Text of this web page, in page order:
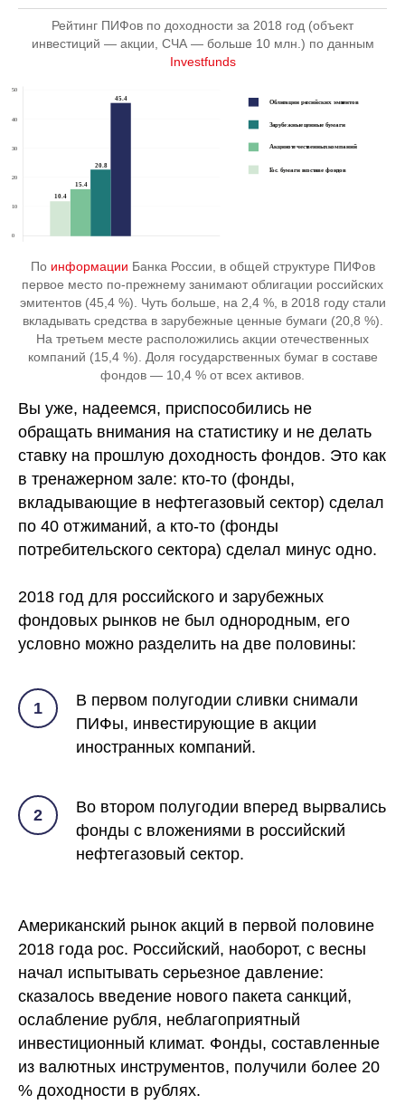
Рейтинг ПИФов по доходности за 2018 год (объект
инвестиций — акции, СЧА — больше 10 млн.) по данным
Investfunds
По информации Банка России, в общей структуре ПИФов
первое место по-прежнему занимают облигации российских
эмитентов (45,4 %). Чуть больше, на 2,4 %, в 2018 году стали
вкладывать средства в зарубежные ценные бумаги (20,8 %).
На третьем месте расположились акции отечественных
компаний (15,4 %). Доля государственных бумаг в составе
фондов — 10,4 % от всех активов.
Вы уже, надеемся, приспособились не
обращать внимания на статистику и не делать
ставку на прошлую доходность фондов. Это как
в тренажерном зале: кто-то (фонды,
вкладывающие в нефтегазовый сектор) сделал
по 40 отжиманий, а кто-то (фонды
потребительского сектора) сделал минус одно.
2018 год для российского и зарубежных
фондовых рынков не был однородным, его
условно можно разделить на две половины:
1
В первом полугодии сливки снимали
ПИФы, инвестирующие в акции
иностранных компаний.
2
Во втором полугодии вперед вырвались
фонды с вложениями в российский
нефтегазовый сектор.
Американский рынок акций в первой половине
2018 года рос. Российский, наоборот, с весны
начал испытывать серьезное давление:
сказалось введение нового пакета санкций,
ослабление рубля, неблагоприятный
инвестиционный климат. Фонды, составленные
из валютных инструментов, получили более 20
% доходности в рублях.